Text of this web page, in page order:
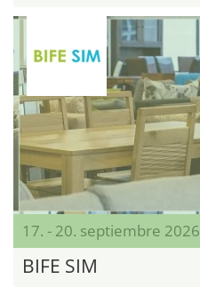
17. - 20. septiembre 2026
BIFE SIM